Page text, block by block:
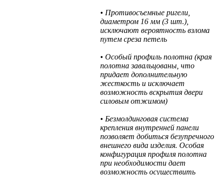
• Противосъемные ригели,
диаметром 16 мм (3 шт.),
исключают вероятность взлома
путем среза петель
• Особый профиль полотна (края
полотна завальцованы, что
придает дополнительную
жесткость и исключает
возможность вскрытия двери
силовым отжимом)
• Безмолдинговая система
крепления внутренней панели
позволяет добиться безупречного
внешнего вида изделия. Особая
конфигурация профиля полотна
при необходимости дает
возможность осуществить